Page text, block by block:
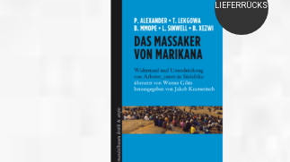
LIEFERRÜCKSTAND